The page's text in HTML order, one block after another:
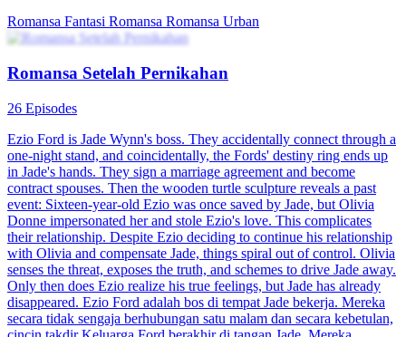
Romansa Fantasi Romansa Romansa Urban
Romansa Setelah Pernikahan
26 Episodes
Ezio Ford is Jade Wynn's boss. They accidentally connect through a
one-night stand, and coincidentally, the Fords' destiny ring ends up
in Jade's hands. They sign a marriage agreement and become
contract spouses. Then the wooden turtle sculpture reveals a past
event: Sixteen-year-old Ezio was once saved by Jade, but Olivia
Donne impersonated her and stole Ezio's love. This complicates
their relationship. Despite Ezio deciding to continue his relationship
with Olivia and compensate Jade, things spiral out of control. Olivia
senses the threat, exposes the truth, and schemes to drive Jade away.
Only then does Ezio realize his true feelings, but Jade has already
disappeared. Ezio Ford adalah bos di tempat Jade bekerja. Mereka
secara tidak sengaja berhubungan satu malam dan secara kebetulan,